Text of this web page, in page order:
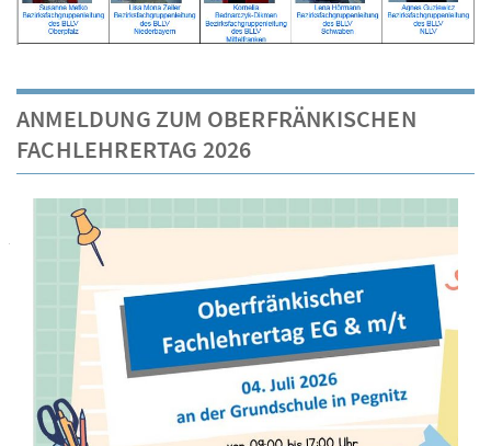
ANMELDUNG ZUM OBERFRÄNKISCHEN
FACHLEHRERTAG 2026